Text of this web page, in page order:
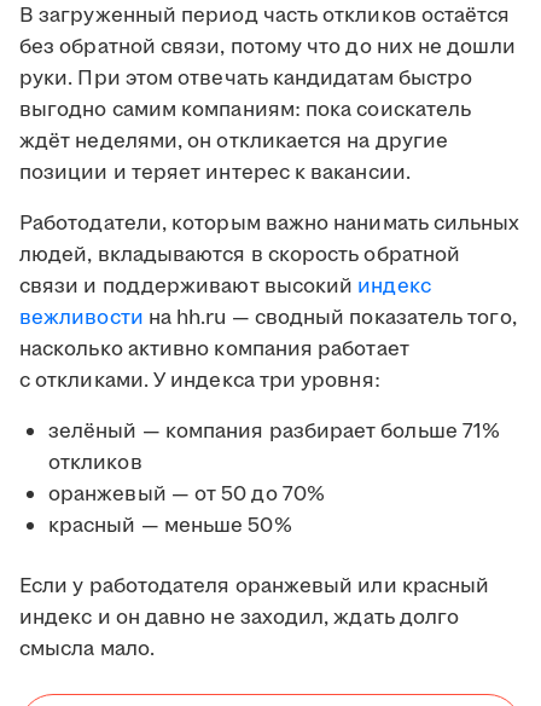
В загруженный период часть откликов остаётся
без обратной связи, потому что до них не дошли
руки. При этом отвечать кандидатам быстро
выгодно самим компаниям: пока соискатель
ждёт неделями, он откликается на другие
позиции и теряет интерес к вакансии.
Работодатели, которым важно нанимать сильных
людей, вкладываются в скорость обратной
связи и поддерживают высокий индекс
вежливости на hh.ru — сводный показатель того,
насколько активно компания работает
с откликами. У индекса три уровня:
зелёный — компания разбирает больше 71%
откликов
оранжевый — от 50 до 70%
красный — меньше 50%
Если у работодателя оранжевый или красный
индекс и он давно не заходил, ждать долго
смысла мало.